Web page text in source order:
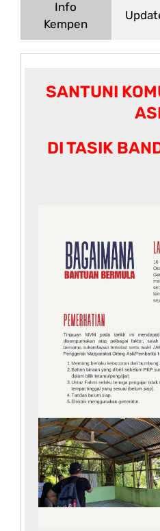
Info
Kempen
SANTUNI
DI TASIK